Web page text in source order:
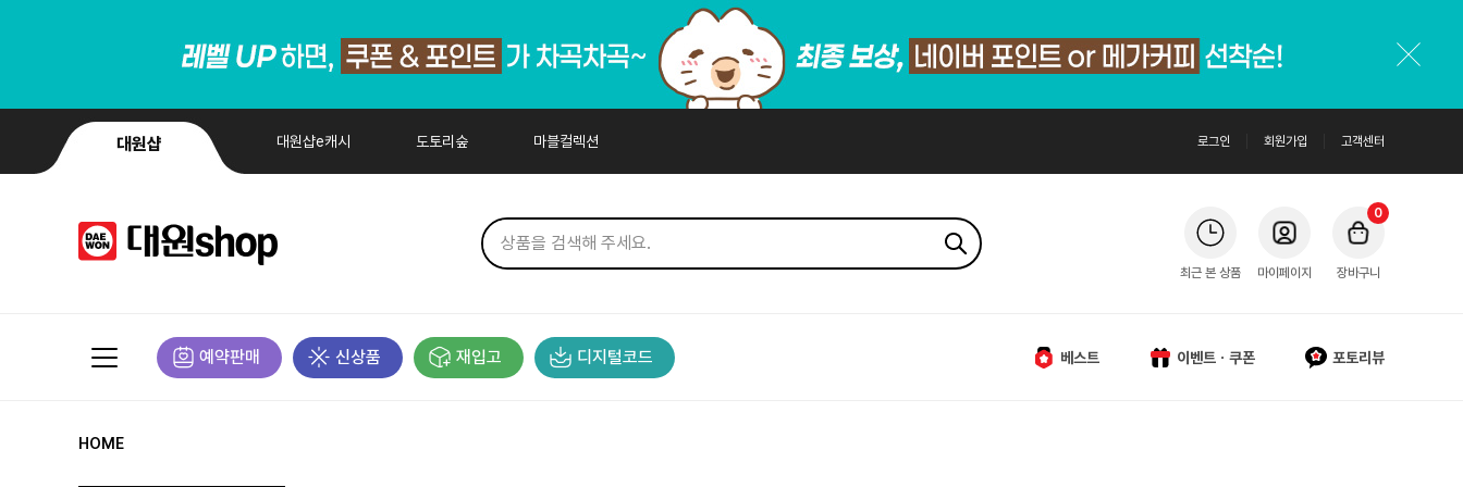
대원샵 대원샵e캐시 도토리숲 마블컬렉션 로그인 회원가입 고객센터
최근 본 상품 마이페이지 장바구니
0
예약판매 신상품 재입고 디지털코드 베스트 이벤트ㆍ쿠폰 포토리뷰
HOME